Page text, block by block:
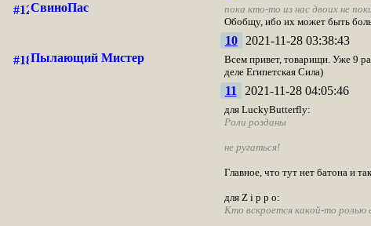
СвиноПас
пока кто-то из нас двоих не
Обобщу, ибо их может быть
Пылающий Мистер
10 2021-11-28 03:38:43
Всем привет, товарищи. Уже 9
деле Египетская Сила)
11 2021-11-28 04:05:46
для LuckyButterfly:
Роли розданы
не ругаться!
Главное, что тут нет батона и
для Z i p p o:
Кто вскроется какой-то ролью